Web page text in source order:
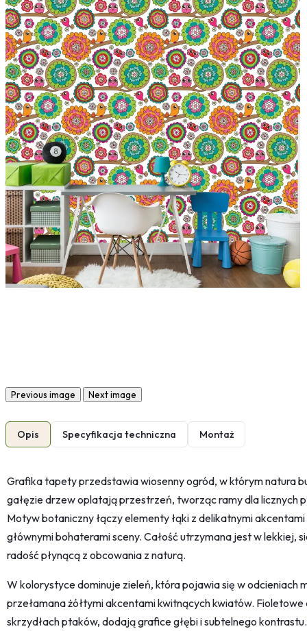
Previous image Next image
Opis Specyfikacja techniczna Montaż
Grafika tapety przedstawia wiosenny ogród, w którym natura
gałęzie drzew oplatają przestrzeń, tworząc ramy dla licznych
Motyw botaniczny łączy elementy łąki z delikatnymi
głównymi bohaterami sceny. Całość utrzymana jest w lekkiej,
radość płynącą z obcowania z naturą.
W kolorystyce dominuje zieleń, która pojawia się w odcieniach
przełamana żółtymi akcentami kwitnących kwiatów.
skrzydłach ptaków, dodają grafice głębi i subtelnego